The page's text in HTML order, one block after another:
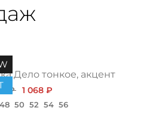
Дело тонкое, акцент
₽ 1 068 ₽
48 50 52 54 56